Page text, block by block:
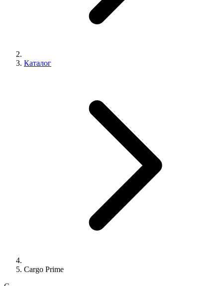
Каталог
Cargo Prime